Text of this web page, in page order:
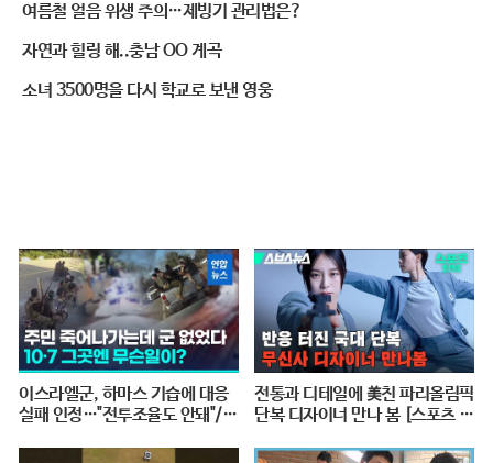
여름철 얼음 위생 주의…제빙기 관리법은?
자연과 힐링 해..충남 OO 계곡
소녀 3500명을 다시 학교로 보낸 영웅
이스라엘군, 하마스 기습에 대응
실패 인정…"전투조율도 안돼"/
전통과 디테일에 美친 파리올림픽
단복 디자이너 만나 봄 [스포츠 탐